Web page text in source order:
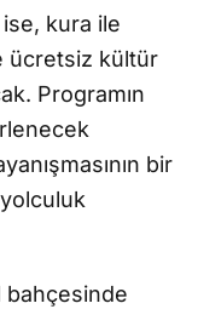
ise, kura ile
ücretsiz kültür
Programın
bir
yolculuk
bahçesinde